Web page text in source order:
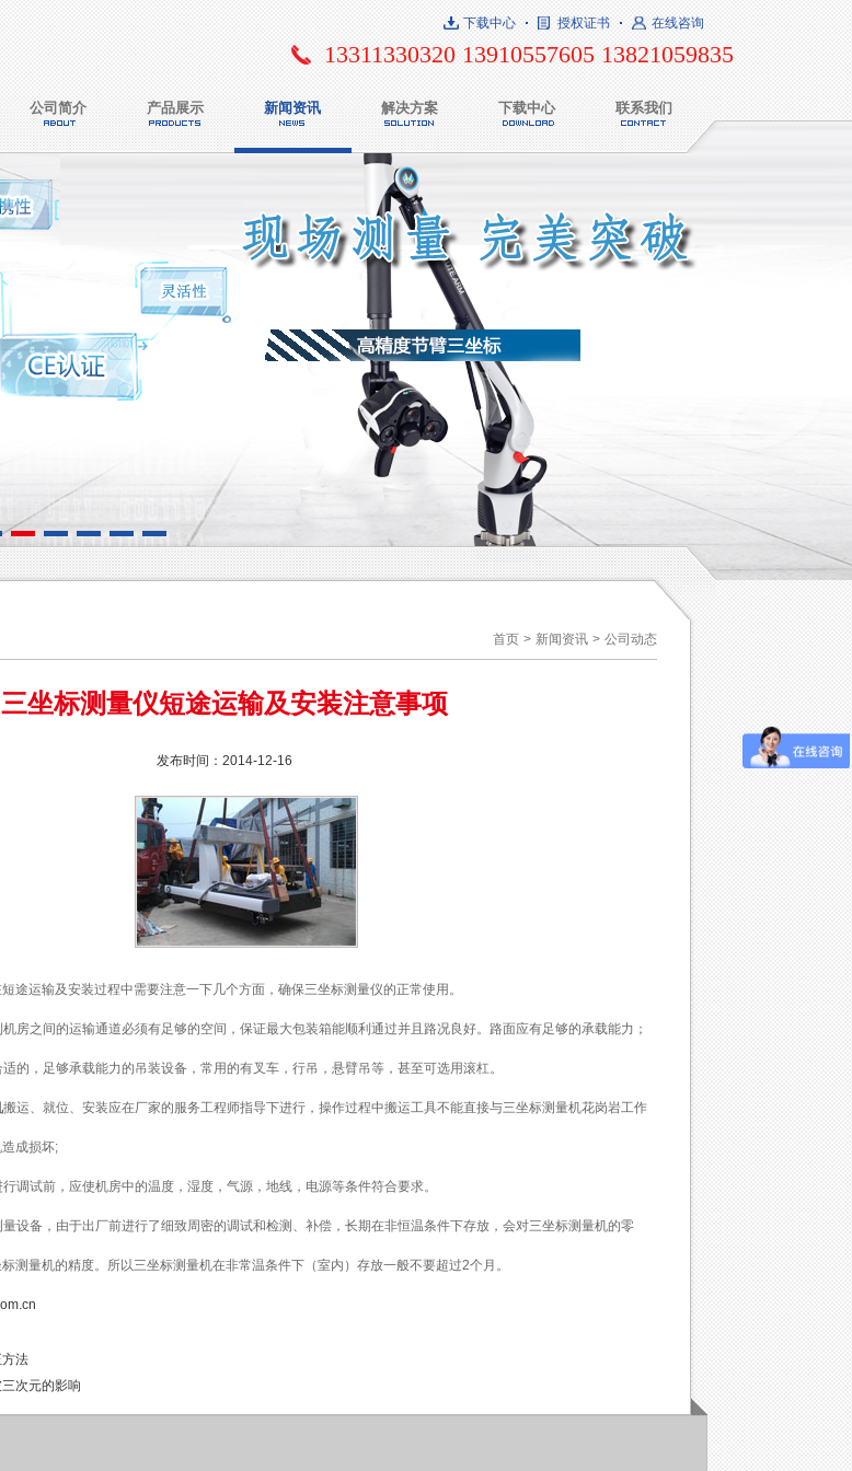
在线咨询
授权证书
下载中心
13311330320 13910557605 13821059835
公司简介 产品展示 新闻资讯 解决方案 下载中心 联系我们
首页 > 新闻资讯 > 公司动态
三坐标测量仪短途运输及安装注意事项
发布时间：2014-12-16
短途运输及安装过程中需要注意一下几个方面，确保三坐标测量仪的正常使用。
房之间的运输通道必须有足够的空间，保证最大包装箱能顺利通过并且路况良好。路面应有足够的承载能力；
的，足够承载能力的吊装设备，常用的有叉车，行吊，悬臂吊等，甚至可选用滚杠。
搬运、就位、安装应在厂家的服务工程师指导下进行，操作过程中搬运工具不能直接与三坐标测量机花岗岩工作
成损坏;
调试前，应使机房中的温度，湿度，气源，地线，电源等条件符合要求。
设备，由于出厂前进行了细致周密的调试和检测、补偿，长期在非恒温条件下存放，会对三坐标测量机的零
测量机的精度。所以三坐标测量机在非常温条件下（室内）存放一般不要超过2个月。
法
次元的影响